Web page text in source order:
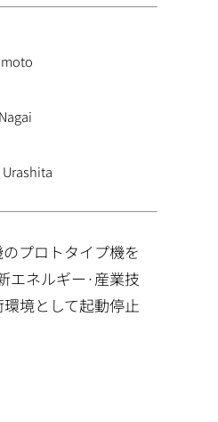
Urashita
プロトタイプ機を
エネルギー·産業技
境として起動停止